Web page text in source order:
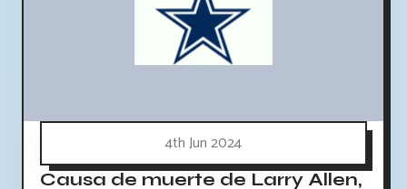
4th Jun 2024
Causa de muerte de Larry Allen,